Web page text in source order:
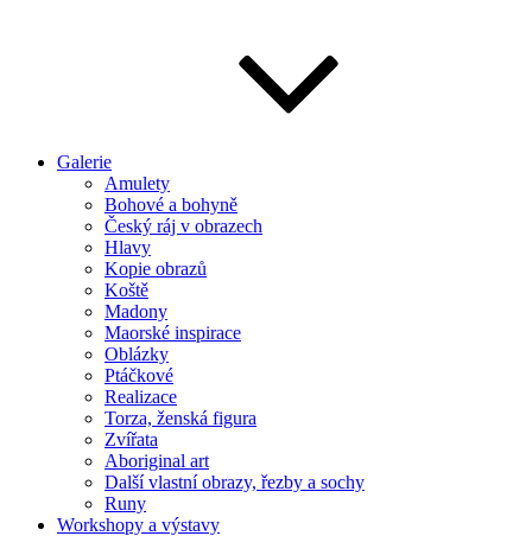
Galerie
Amulety
Bohové a bohyně
Český ráj v obrazech
Hlavy
Kopie obrazů
Koště
Madony
Maorské inspirace
Oblázky
Ptáčkové
Realizace
Torza, ženská figura
Zvířata
Aboriginal art
Další vlastní obrazy, řezby a sochy
Runy
Workshopy a výstavy